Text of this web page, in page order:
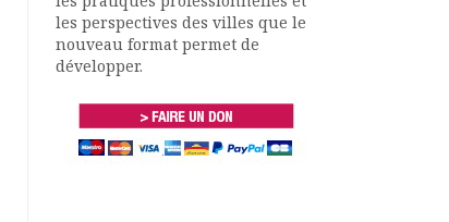
les perspectives des villes que le
nouveau format permet de
développer.